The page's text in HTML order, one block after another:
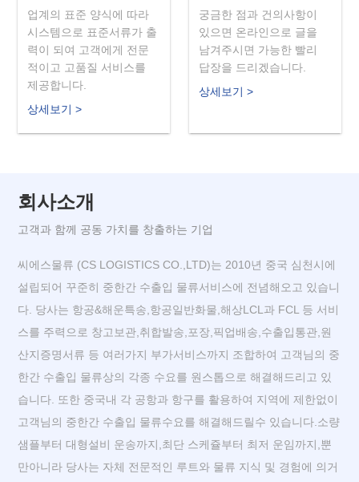
업계의 표준 양식에 따라
시스템으로 표준서류가 출
력이 되여 고객에게 전문
적이고 고품질 서비스를
제공합니다.
상세보기 >
궁금한 점과 건의사항이
있으면 온라인으로 글을
남겨주시면 가능한 빨리
답장을 드리겠습니다.
상세보기 >
회사소개
고객과 함께 공동 가치를 창출하는 기업
씨에스물류 (CS LOGISTICS CO.,LTD)는 2010년 중국 심천시에
설립되어 꾸준히 중한간 수출입 물류서비스에 전념해오고 있습니
다. 당사는 항공&해운특송,항공일반화물,해상LCL과 FCL 등 서비
스를 주력으로 창고보관,취합발송,포장,픽업배송,수출입통관,원
산지증명서류 등 여러가지 부가서비스까지 조합하여 고객님의 중
한간 수출입 물류상의 각종 수요를 원스톱으로 해결해드리고 있
습니다. 또한 중국내 각 공항과 항구를 활용하여 지역에 제한없이
고객님의 중한간 수출입 물류수요를 해결해드릴수 있습니다.소량
샘플부터 대형설비 운송까지,최단 스케쥴부터 최저 운임까지,뿐
만아니라 당사는 자체 전문적인 루트와 물류 지식 및 경험에 의거